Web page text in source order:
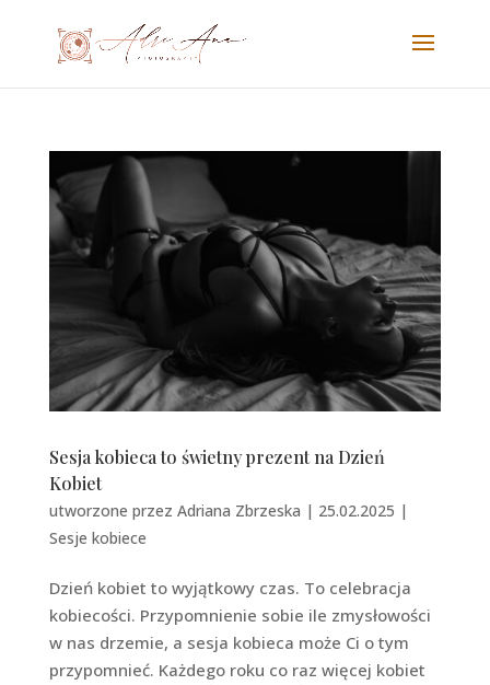
Sesja kobieca to świetny prezent na Dzień
Kobiet
utworzone przez Adriana Zbrzeska | 25.02.2025 |
Sesje kobiece
Dzień kobiet to wyjątkowy czas. To celebracja
kobiecości. Przypomnienie sobie ile zmysłowości
w nas drzemie, a sesja kobieca może Ci o tym
przypomnieć. Każdego roku co raz więcej kobiet